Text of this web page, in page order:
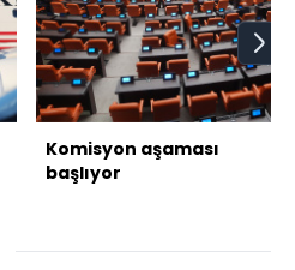
Komisyon aşaması
başlıyor